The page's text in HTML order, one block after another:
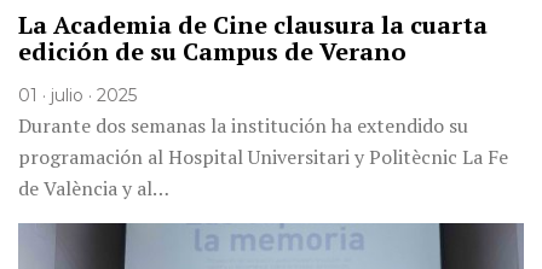
La Academia de Cine clausura la cuarta
edición de su Campus de Verano
01 · julio · 2025
Durante dos semanas la institución ha extendido su
programación al Hospital Universitari y Politècnic La Fe
de València y al…